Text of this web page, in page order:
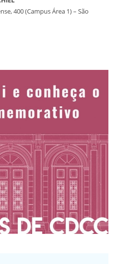
400 (Campus Área 1) – São